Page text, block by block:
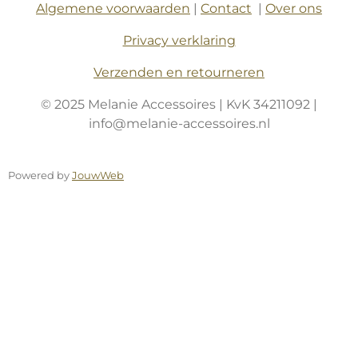
Algemene voorwaarden | Contact | Over ons
Privacy verklaring
Verzenden en retourneren
© 2025 Melanie Accessoires | KvK 34211092 |
info@melanie-accessoires.nl
Powered byJouwWeb